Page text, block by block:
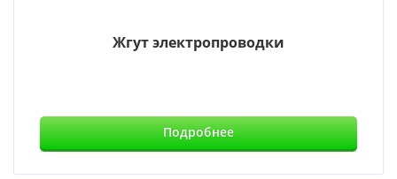
Жгут электропроводки
Подробнее